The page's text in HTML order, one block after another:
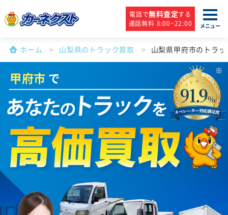
電話で無料査定する
通話無料 8:00~22:00
メニュー
ホーム 山梨県のトラック買取 山梨県甲府市のトラ
甲府市 で